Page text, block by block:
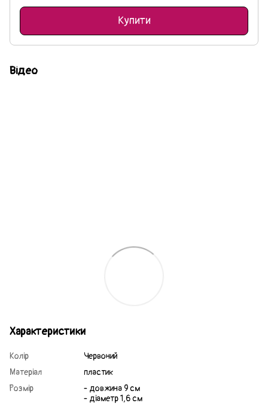
Купити
Відео
Характеристики
Колір
Червоний
Матеріал
пластик
Розмір
- довжина 9 см
- діаметр 1,6 см